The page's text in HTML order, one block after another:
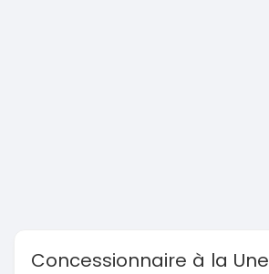
Concessionnaire à la Une